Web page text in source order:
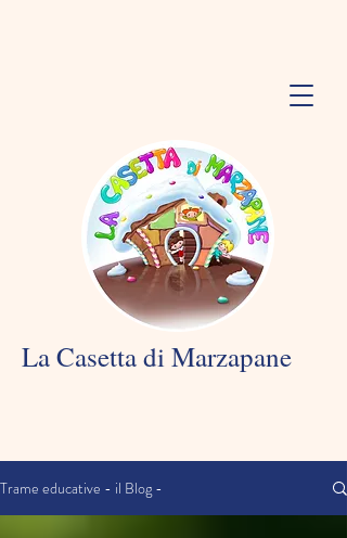
La Casetta di Marzapane
Trame educative - il Blog -